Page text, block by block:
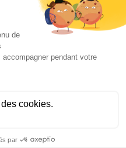
sur les réseaux